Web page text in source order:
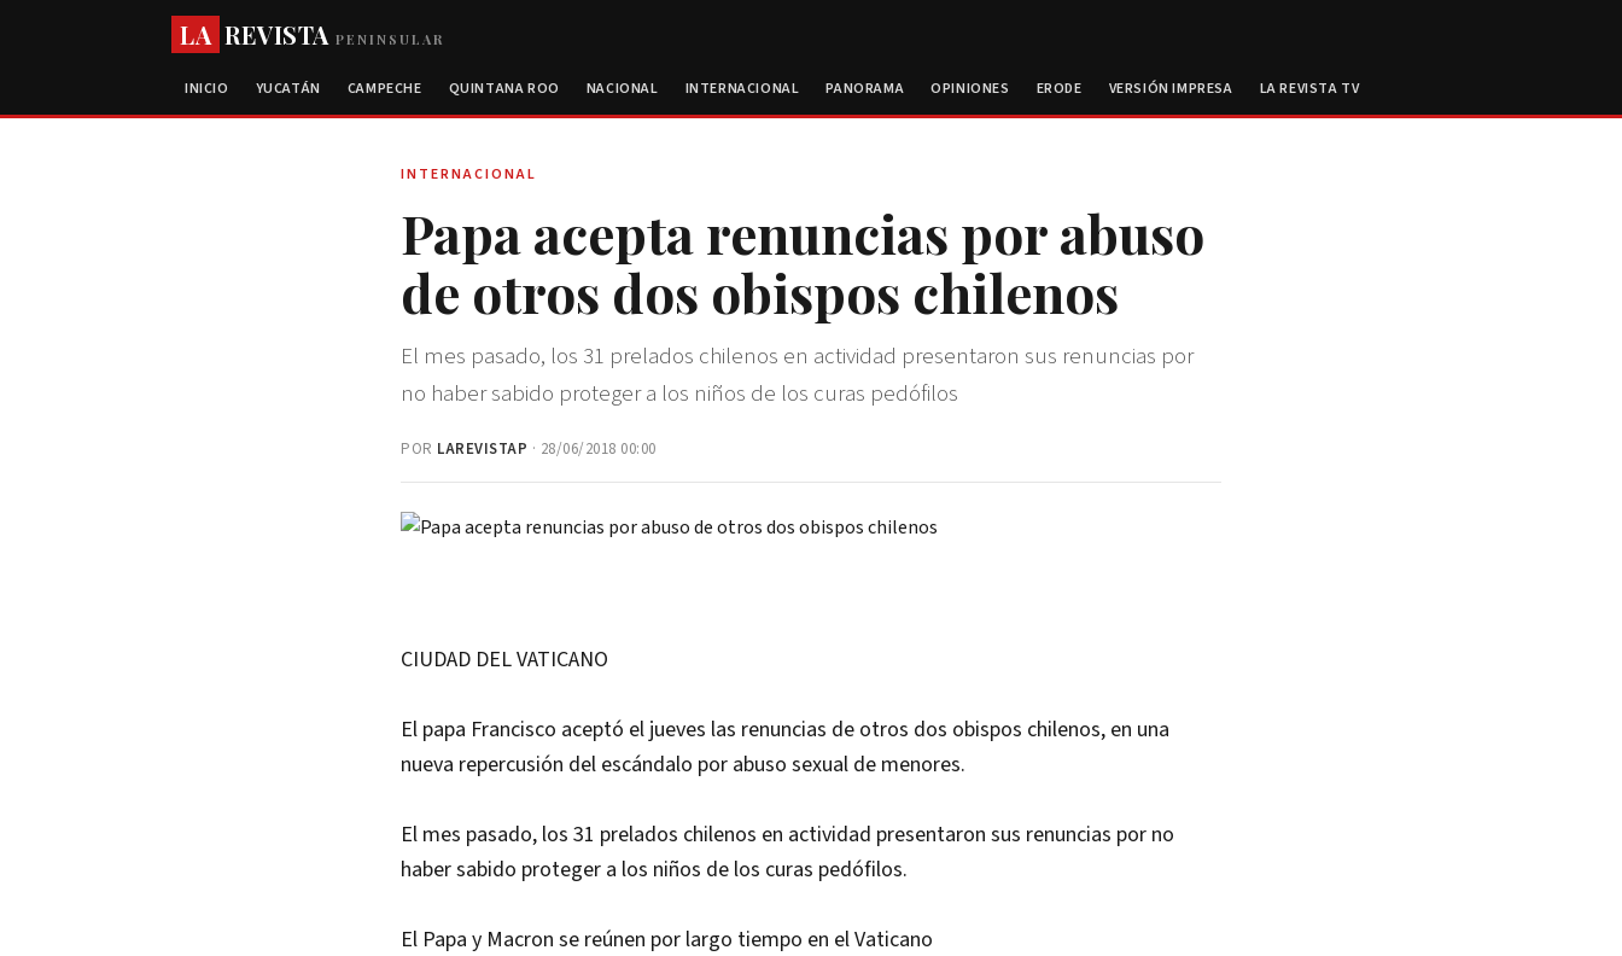
LA REVISTAPENINSULAR
INICIO YUCATÁN CAMPECHE QUINTANA ROO NACIONAL INTERNACIONAL PANORAMA OPINIONES ERODE VERSIÓN IMPRESA LA REVISTA TV
INTERNACIONAL
Papa acepta renuncias por abuso
de otros dos obispos chilenos
El mes pasado, los 31 prelados chilenos en actividad presentaron sus renuncias por
no haber sabido proteger a los niños de los curas pedófilos
POR LAREVISTAP · 28/06/2018 00:00
CIUDAD DEL VATICANO
El papa Francisco aceptó el jueves las renuncias de otros dos obispos chilenos, en una
nueva repercusión del escándalo por abuso sexual de menores.
El mes pasado, los 31 prelados chilenos en actividad presentaron sus renuncias por no
haber sabido proteger a los niños de los curas pedófilos.
El Papa y Macron se reúnen por largo tiempo en el Vaticano